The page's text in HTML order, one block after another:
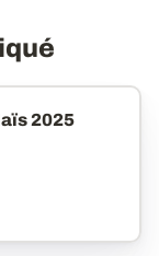
2025